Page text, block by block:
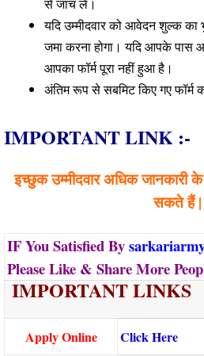
से जांच लें।
यदि उम्मीदवार को आवेदन शुल्क
जमा करना होगा। यदि आपके
आपका फॉर्म पूरा नहीं हुआ है।
अंतिम रूप से सबमिट किए गए फॉर्म
IMPORTANT LINK :-
इच्छुक उम्मीदवार अधिक जानकारी
सकते हैं |
IF You Satisfied By
Please Like & Share More
IMPORTANT LINKS
Apply Online
Click Here